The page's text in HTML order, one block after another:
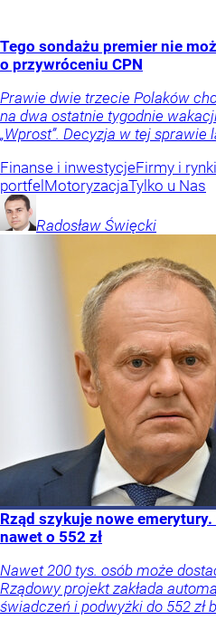
Tego sondażu premier nie
o przywróceniu CPN
Prawie dwie trzecie Polaków
na dwa ostatnie tygodnie
„Wprost”. Decyzja w tej sprawie
Finanse i inwestycjeFirmy i rynki
portfel MotoryzacjaTylko u Nas
Radosław Święcki
Rząd szykuje nowe
nawet o 552 zł
Nawet 200 tys. osób może
Rządowy projekt zakłada
świadczeń i podwyżki do 552 zł